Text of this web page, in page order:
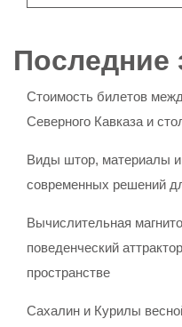
Последние
Стоимость билетов
Северного Кавказа и
Виды штор, материалы
современных решений
Вычислительная
поведенческий
пространстве
Сахалин и Курилы